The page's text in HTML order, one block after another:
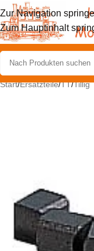
Zur Navigation
Zum Hauptinhalt
Start/Ersatzteile/TT/Tillig